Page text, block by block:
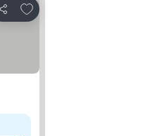
Κοινοποίηση
Προσθήκη στα αγαπημένα